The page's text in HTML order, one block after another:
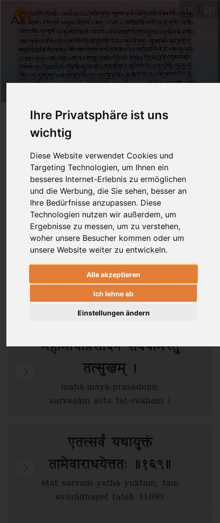
Ihre Privatsphäre ist uns
wichtig
Diese Website verwendet Cookies und
Targeting Technologien, um Ihnen ein
besseres Internet-Erlebnis zu ermöglichen
und die Werbung, die Sie sehen, besser an
Ihre Bedürfnisse anzupassen. Diese
Technologien nutzen wir außerdem, um
Ergebnisse zu messen, um zu verstehen,
woher unsere Besucher kommen oder um
unsere Website weiter zu entwickeln.
Alle akzeptieren
Ich lehne ab
Einstellungen ändern
DE EN
Dattātreyayogaśāstra
169: Eine Verneigung an
die GöttinMahāmāyā
Dr. Ronald Steiner
Nils Jacob Liersch
Fast wie ein vorgezogener Abschluss-Vers:
Eine Verehrung an die Mutter-Göttin, den
Urgrund der Schöpfung,Mahāmāyā.
महामायाप्रसादेन सर्वेषामस्तु
तत्सुखम् ।
mahā-māyā-prasādena;
sarveṣām astu tat-sukham ।
एतत्सर्वं यथायुक्तं
तामेवाराधयेत्ततः ॥१६९॥
etat sarvaṁ yathā yuktaṁ; tām
evārādhayet tataḥ ॥169॥